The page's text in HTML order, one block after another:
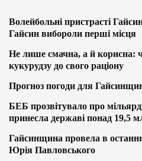
Волейбольні пристрасті
Гайсин вибороли перші місця
Не лише смачна, а й корисна:
кукурудзу до свого раціону
Прогноз погоди для
БЕБ прозвітувало про
принесла державі понад 19,5
Гайсинщина провела в
Юрія Павловського